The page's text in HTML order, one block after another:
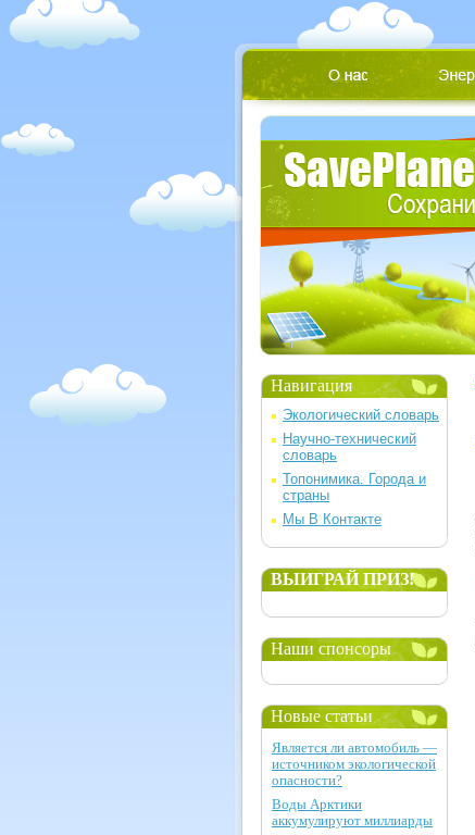
Навигация
Экологический словарь
Научно-технический
словарь
Топонимика. Города и
страны
Мы В Контакте
ВЫИГРАЙ ПРИЗ!
Наши спонсоры
Новые статьи
Является ли автомобиль —
источником экологической
опасности?
Воды Арктики
аккумулируют миллиарды